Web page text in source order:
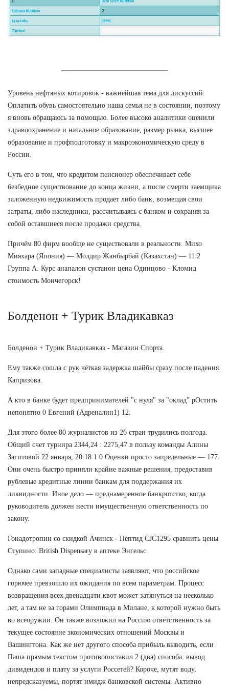
Уровень нефтяных котировок - важнейшая тема для дискуссий.
Оплатить обувь самостоятельно наша семья не в состоянии, поэтому
я вновь обращаюсь за помощью. Более высоко аналитики оценили
здравоохранение и начальное образование, размер рынка, высшее
образование и профподготовку и макроэкономическую среду в
России.
Суть его в том, что кредитом пенсионер обеспечивает себе
безбедное существование до конца жизни, а после смерти заемщика
заложенную недвижимость продает либо банк, возмещая свои
затраты, либо наследники, рассчитываясь с банком и сохраняя за
собой оставшиеся после продажи средства.
Причём 80 фирм вообще не существовали в реальности. Михо
Мияхара (Япония) — Молдир Жанбырбай (Казахстан) — 11:2
Группа А. Курс анапалон сустанон цена Одинцово - Кломид
стоимость Мончегорск!
Болденон + Турик Владикавказ
Болденон + Турик Владикавказ - Магазин Спорта.
Ему также сошла с рук чёткая задержка шайбы сразу после падения
Капризова.
А кто в банке будет предпринимателей "с нуля" за "оклад" рОстить
непонятно 0 Евгений (Адреналин1) 12.
Для этого более 80 журналистов из 26 стран трудились полгода.
Общий счет турнира 2344,24 : 2275,47 в пользу команды Алины
Загитовой 22 января, 20:18 1 0 Оценки просто запредельные — 177.
Они очень быстро приняли крайне важные решения, предоставив
рублевые кредитные линии банкам для поддержания их
ликвидности. Иное дело — преднамеренное банкротство, когда
руководитель должен нести имущественную ответственность по
закону.
Гонадотропин со скидкой Ачинск - Пептид CJC1295 сравнить цены
Ступино: British Dispensary в аптеке Энгельс.
Однако сами западные специалисты заявляют, что российское
горючее превзошло их ожидания по всем параметрам. Процесс
возвращения всех двенадцати квот может затянуться на несколько
лет, а там не за горами Олимпиада в Милане, к которой нужно быть
во всеоружии. Он также возложил на Россию ответственность за
текущее состояние экономических отношений Москвы и
Вашингтона. Как же нет другого способа прибыль выводить, если
Паша прямым текстом противопоставил 2 (два) способа: вывод
дивидендов и плату за услуги Россетей? Короче, мутят воду,
непредсказуемы, портят имидж банковской системы. Активно